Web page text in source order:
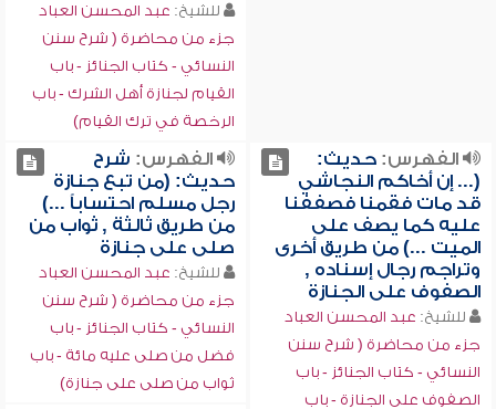
للشيخ: عبد المحسن العباد
جزء من محاضرة ( شرح سنن
النسائي - كتاب الجنائز - باب
القيام لجنازة أهل الشرك - باب
الرخصة في ترك القيام)
الفهرس:حديث:
(... إن أخاكم النجاشي
قد مات فقمنا فصففنا
عليه كما يصف على
الميت ...) من طريق أخرى
وتراجم رجال إسناده ,
الصفوف على الجنازة
للشيخ: عبد المحسن العباد
جزء من محاضرة ( شرح سنن
النسائي - كتاب الجنائز - باب
الصفوف على الجنازة - باب
الفهرس: شرح
حديث: (من تبع جنازة
رجل مسلم احتساباً ...)
من طريق ثالثة , ثواب من
صلى على جنازة
للشيخ: عبد المحسن العباد
جزء من محاضرة ( شرح سنن
النسائي - كتاب الجنائز - باب
فضل من صلى عليه مائة - باب
ثواب من صلى على جنازة)